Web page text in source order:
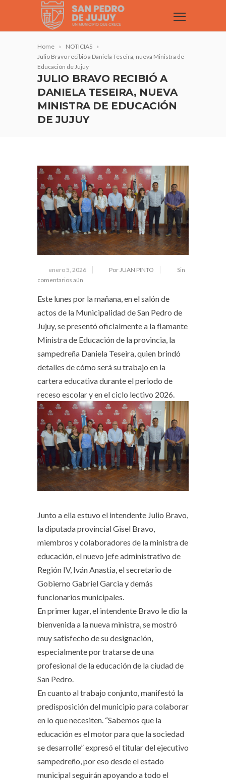
Home
NOTICIAS
Julio Bravo recibió a Daniela Teseira, nueva Ministra de
Educación de Jujuy
JULIO BRAVO RECIBIÓ A
DANIELA TESEIRA, NUEVA
MINISTRA DE EDUCACIÓN
DE JUJUY
enero 5, 2026 Por JUAN PINTO
Sin
comentarios aún
Este lunes por la mañana, en el salón de
actos de la Municipalidad de San Pedro de
Jujuy, se presentó oficialmente a la flamante
Ministra de Educación de la provincia, la
sampedreña Daniela Teseira, quien brindó
detalles de cómo será su trabajo en la
cartera educativa durante el periodo de
receso escolar y en el ciclo lectivo 2026.
Junto a ella estuvo el intendente Julio Bravo,
la diputada provincial Gisel Bravo,
miembros y colaboradores de la ministra de
educación, el nuevo jefe administrativo de
Región IV, Iván Anastia, el secretario de
Gobierno Gabriel Garcia y demás
funcionarios municipales.
En primer lugar, el intendente Bravo le dio la
bienvenida a la nueva ministra, se mostró
muy satisfecho de su designación,
especialmente por tratarse de una
profesional de la educación de la ciudad de
San Pedro.
En cuanto al trabajo conjunto, manifestó la
predisposición del municipio para colaborar
en lo que necesiten. “Sabemos que la
educación es el motor para que la sociedad
se desarrolle” expresó el titular del ejecutivo
sampedreño, por eso desde el estado
municipal seguirán apoyando a todo el